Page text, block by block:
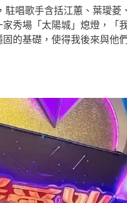
唱歌手含括江蕙、葉璦
秀場「太陽城」熄燈，「
的基礎，使得我後來與他